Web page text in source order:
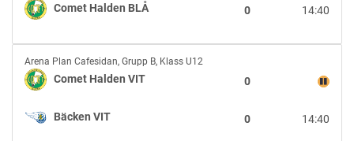
Comet
BLÅ
Comet Halden BLÅ 14:40
0
Comet
Halden
VIT
Bäcken
Arena Plan Cafesidan, Grupp B, Klass U12
Comet Halden VIT 0
Bäcken VIT 14:40
0